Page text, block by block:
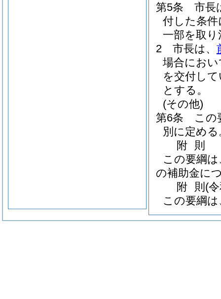
第5条
市長
付した条
一部を取
2
市長は、
場合にお
を交付し
とする。
(その他)
第6条
この
別に定める
附 則
この要綱
の補助金に
附 則 (
この要綱